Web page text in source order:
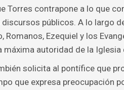
Torres contrapone a lo que
públicos. A lo largo
Romanos, Ezequiel y los
máxima autoridad de la Iglesia
solicita al pontífice que
que expresa preocupación